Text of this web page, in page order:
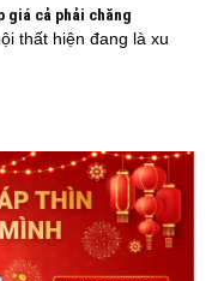
giá cả phải chăng
thất hiện đang là xu